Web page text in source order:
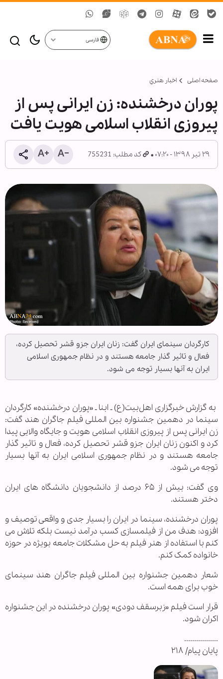
فارسی
صفحه اصلی اخبار هنري
پوران درخشنده: زن ایرانی پس از
پیروزی انقلاب اسلامی هویت یافت
۲۹ تیر ۱۳۹۸ - ۰۷:۲۰ کد مطلب: 755231
کارگردان سينمای ایران گفت: زنان ایران جزو قشر تحصیل کرده،
فعال و تاثیر گذار جامعه هستند و در نظام جمهوری اسلامی
ایران به آنها بسیار توجه می شود.
‌ به گزارش خبرگزاری اهل‌بیت(ع) ـ ابنا ـ «پوران درخشنده» کارگردان
سينما در دهمین جشنواره بین المللی فیلم جاگران هند گفت:
زن ایرانی پس از پیروزی انقلاب اسلامی هویت و جایگاه والایی پیدا
کرد و اکنون زنان ایران جزو قشر تحصیل کرده، فعال و تاثیر گذار
جامعه هستند و در نظام جمهوری اسلامی ایران به آنها بسیار
توجه می شود.
وی گفت: بیش از ۶۵ درصد از دانشجویان دانشگاه های ایران
دختر هستند.
پوران درخشنده‏، سینما در ایران را بسیار جدی و واقعی توصیف و
افزود: هدف من از فیلمسازی کسب درآمد نیست بلکه تلاش می
کنم با استفاده از هنر فیلم به حل مشکلات جامعه بویژه در حوزه
خانواده کمک کنم.
شعار دهمین جشنواره بین المللی فیلم جاگران هند سینمای
خوب برای همه است.
قرار است فیلم «زبرسقف دودی» پوران درخشنده در این جشنواره
اکران شود.
.................
پایان پیام/ ۲۱۸